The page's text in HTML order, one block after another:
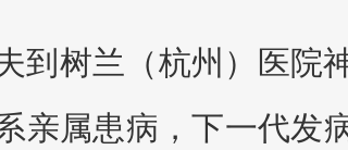
到树兰（杭州）医院
亲属患病，下一代发